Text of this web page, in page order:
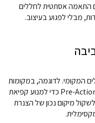
התאמה אסתטית לחללים
מבלי לפגוע בעיצוב.
המקומי. לדוגמה, במקומות
קרים מומלץ להשתמש במערכות יבשות או Pre-Action כדי למנוע קפיאת
מיקום נכון של הצנרת